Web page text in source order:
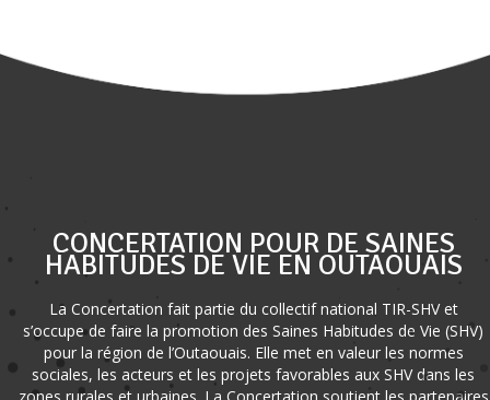
CONCERTATION POUR DE SAINES
HABITUDES DE VIE EN OUTAOUAIS
La Concertation fait partie du collectif national TIR-SHV et
s’occupe de faire la promotion des Saines Habitudes de Vie (SHV)
pour la région de l’Outaouais. Elle met en valeur les normes
sociales, les acteurs et les projets favorables aux SHV dans les